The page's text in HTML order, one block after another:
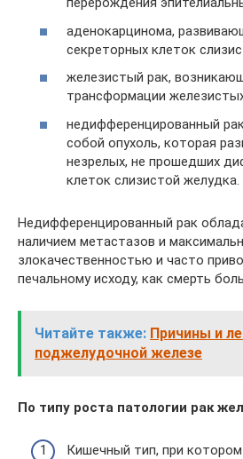
аденокарцинома,
секреторных клеток
железистый рак,
трансформации
недифференцированный
собой опухоль, которая
незрелых, не прошедших
клеток слизистой желудка.
Недифференцированный рак
наличием метастазов и
злокачественностью и часто
печальному исходу, как смерть
Читайте также: Причины и
поджелудочной железе
По типу роста патологии рак
Кишечный тип, при